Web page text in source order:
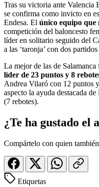
Tras su victoria ante Valencia
se confirma como invicto en
Endesa. El único equipo que
competición del baloncesto
líder en solitario seguido del
a las ‘taronja’ con dos
La mejor de las de
líder de 23 puntos y 8
Andrea Vilaró con 12 puntos
aspecto la ayuda destacada
(7 rebotes).
¿Te ha gustado el
Compártelo con quien
Etiquetas